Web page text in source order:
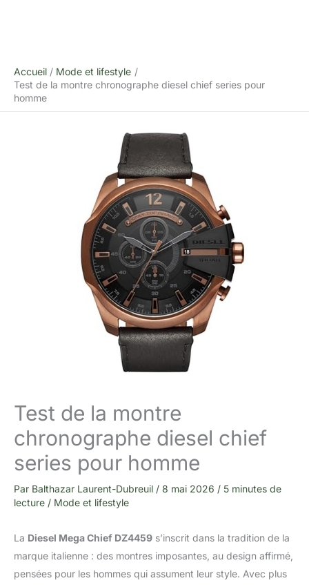
Accueil
Mode et lifestyle
Test de la montre chronographe diesel chief series pour
homme
Test de la montre
chronographe diesel chief
series pour homme
Par Balthazar Laurent-Dubreuil / 8 mai 2026 / 5 minutes de
lecture / Mode et lifestyle
La Diesel Mega Chief DZ4459 s’inscrit dans la tradition de la
marque italienne : des montres imposantes, au design affirmé,
pensées pour les hommes qui assument leur style. Avec plus